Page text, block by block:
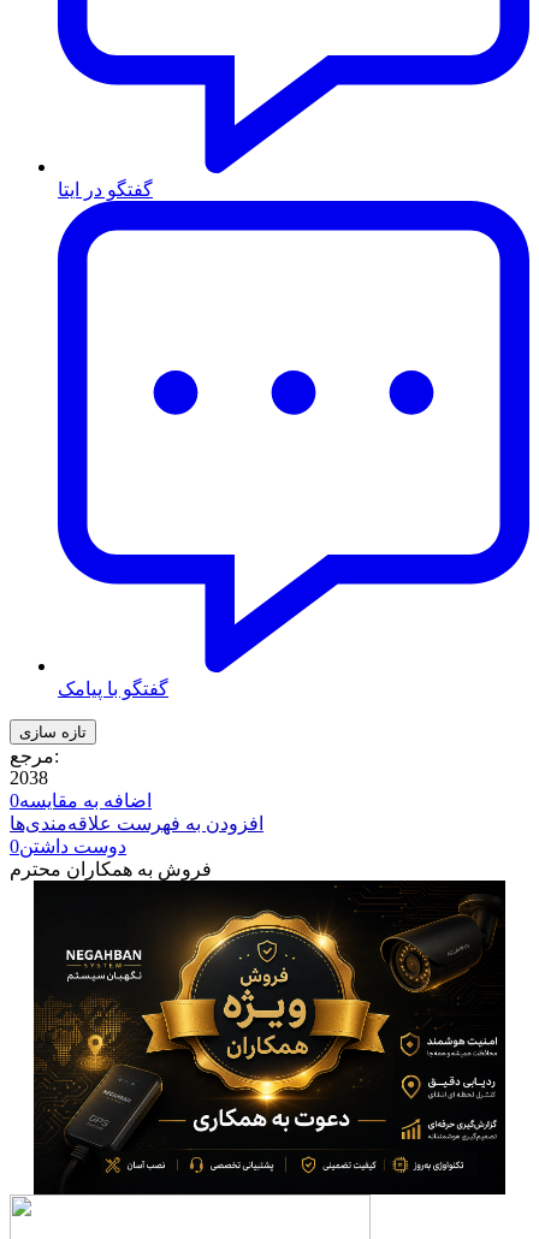
گفتگو در ایتا
گفتگو با پیامک
مرجع:
2038
اضافه به مقایسه0
افزودن به فهرست علاقه‌مندی‌ها
دوست داشتن0
فروش به همکاران محترم